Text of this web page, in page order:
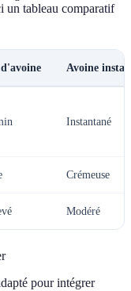
un tableau comparatif
Avoine
Instantané
Crémeuse
Modéré
pour intégrer